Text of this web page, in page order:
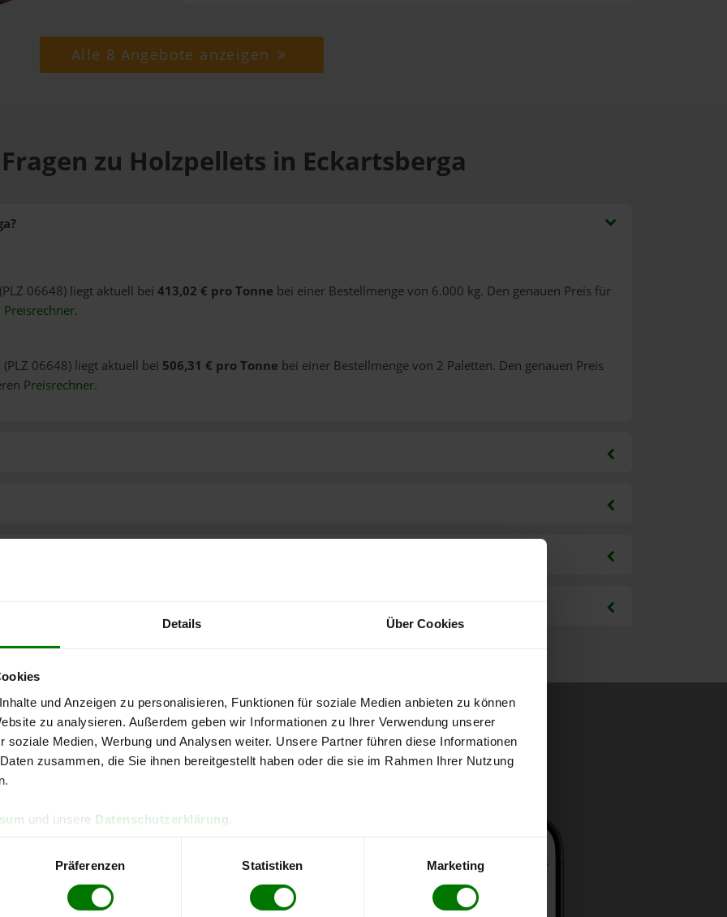
Details Über Cookies
und Anzeigen zu personalisieren, Funktionen für soziale Medien anbieten zu können
zu analysieren. Außerdem geben wir Informationen zu Ihrer Verwendung unserer
soziale Medien, Werbung und Analysen weiter. Unsere Partner führen diese Informationen
zusammen, die Sie ihnen bereitgestellt haben oder die sie im Rahmen Ihrer Nutzung
und unsere Datenschutzerklärung
Präferenzen Statistiken Marketing
Alle 8 Angebote anzeigen
zu Holzpellets in Eckartsberga
06648) liegt aktuell bei 413,02 € pro Tonne bei einer Bestellmenge von 6.000 kg. Den genauen Preis für
Preisrechner.
06648) liegt aktuell bei 506,31 € pro Tonne bei einer Bestellmenge von 2 Paletten. Den genauen Preis
Preisrechner.
kostenlose
direkt online bestellen
aktuellen Stand